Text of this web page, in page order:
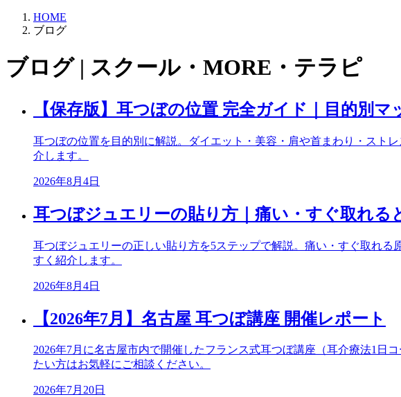
HOME
ブログ
ブログ | スクール・MORE・テラピ
【保存版】耳つぼの位置 完全ガイド｜目的別
耳つぼの位置を目的別に解説。ダイエット・美容・肩や首まわり・スト
介します。
2026年8月4日
耳つぼジュエリーの貼り方｜痛い・すぐ取れ
耳つぼジュエリーの正しい貼り方を5ステップで解説。痛い・すぐ取れ
すく紹介します。
2026年8月4日
【2026年7月】名古屋 耳つぼ講座 開催レポート
2026年7月に名古屋市内で開催したフランス式耳つぼ講座（耳介療法1日
たい方はお気軽にご相談ください。
2026年7月20日